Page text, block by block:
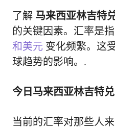
了解 马来西亚林吉特
的关键因素。汇率是
和美元 变化频繁。这
球趋势的影响。.
今日马来西亚林吉特
当前的汇率对那些人